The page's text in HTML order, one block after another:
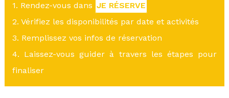
1. Rendez-vous dans JE RÉSERVE
2. Vérifiez les disponibilités par date et activités
3. Remplissez vos infos de réservation
4. Laissez-vous guider à travers les étapes pour
finaliser